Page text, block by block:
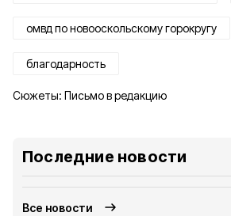
омвд по новооскольскому горокругу
благодарность
Сюжеты: Письмо в редакцию
Последние новости
Все новости